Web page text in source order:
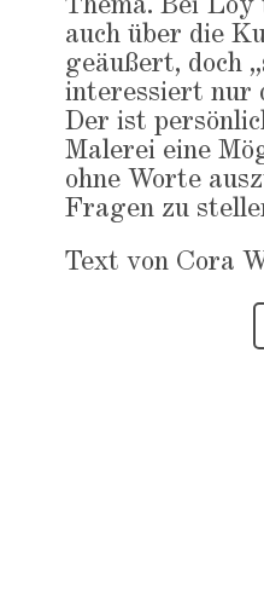
Thema. Bei Loy
auch über die
geäußert, doch
interessiert nur
Der ist
Malerei eine
ohne Worte
Fragen zu
Text von Cora